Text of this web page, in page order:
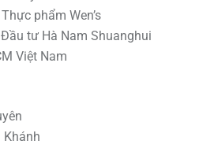
phẩm Wen’s
tư Hà Nam Shuanghui
Việt Nam
Khánh